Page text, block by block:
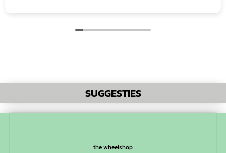
SUGGESTIES
the wheelshop